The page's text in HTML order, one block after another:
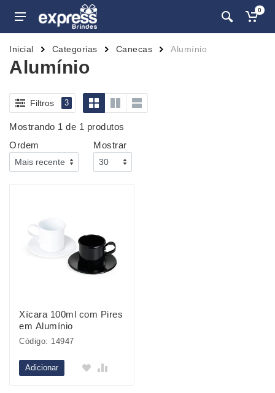
0
Inicial Categorias Canecas Alumínio
Alumínio
Filtros 3
Mostrando 1 de 1 produtos
Ordem
Mostrar
Xícara 100ml com Pires
em Alumínio
Código: 14947
Adicionar